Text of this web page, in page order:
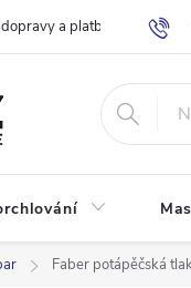
a platby Jak
Faber potápěčská